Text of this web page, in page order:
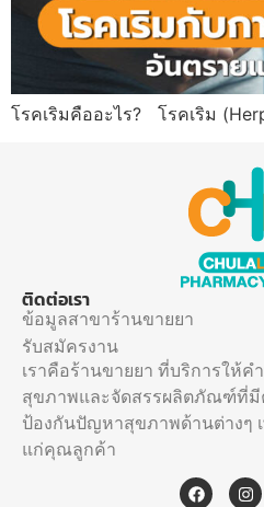
โรคเริมคืออะไร? โรคเริม
ติดต่อเรา
ข้อมูลสาขาร้านขายยา
รับสมัครงาน
เราคือร้านขายยา ที่บริการให้
สุขภาพและจัดสรรผลิตภัณฑ์ที่
ป้องกันปัญหาสุขภาพด้านต่างๆ
แก่คุณลูกค้า